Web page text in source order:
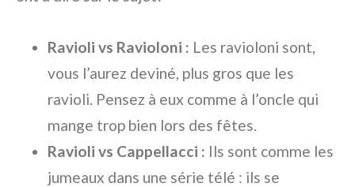
Ravioli vs Ravioloni : Les ravioloni sont,
vous l’aurez deviné, plus gros que les
ravioli. Pensez à eux comme à l’oncle qui
mange trop bien lors des fêtes.
Ravioli vs Cappellacci : Ils sont comme les
jumeaux dans une série télé : ils se